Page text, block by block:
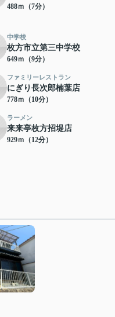
488ｍ（7分）
中学校
枚方市立第三中学校
649ｍ（9分）
ファミリーレストラン
にぎり長次郎楠葉店
778ｍ（10分）
ラーメン
来来亭枚方招堤店
929ｍ（12分）